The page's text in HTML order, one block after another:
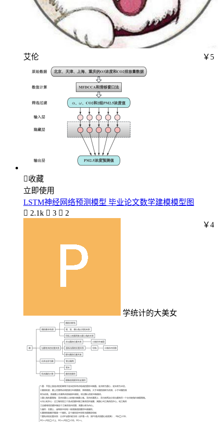
艾伦 ￥5
收藏
立即使用
LSTM神经网络预测模型 毕业论文数学建模模型图
 2.1k  3  2
学统计的大美女
￥4